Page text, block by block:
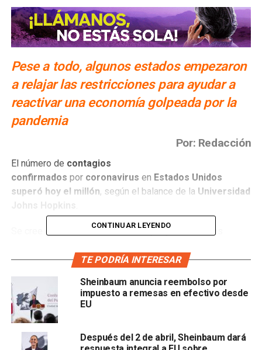
Pese a todo, algunos estados empezaron
a relajar las restricciones para ayudar a
reactivar una economía golpeada por la
pandemia
Por: Redacción
El número de contagios
confirmados por coronavirus en Estados Unidos
superó hoy el millón, según el balance de la Universidad
Se cree que el número real es ma yor y funcionarios
personal capacitado y de insumos limita la capacidad de
CONTINUAR LEYENDO
TE PODRÍA INTERESAR
Sheinbaum anuncia reembolso por
impuesto a remesas en efectivo desde
EU
Después del 2 de abril, Sheinbaum dará